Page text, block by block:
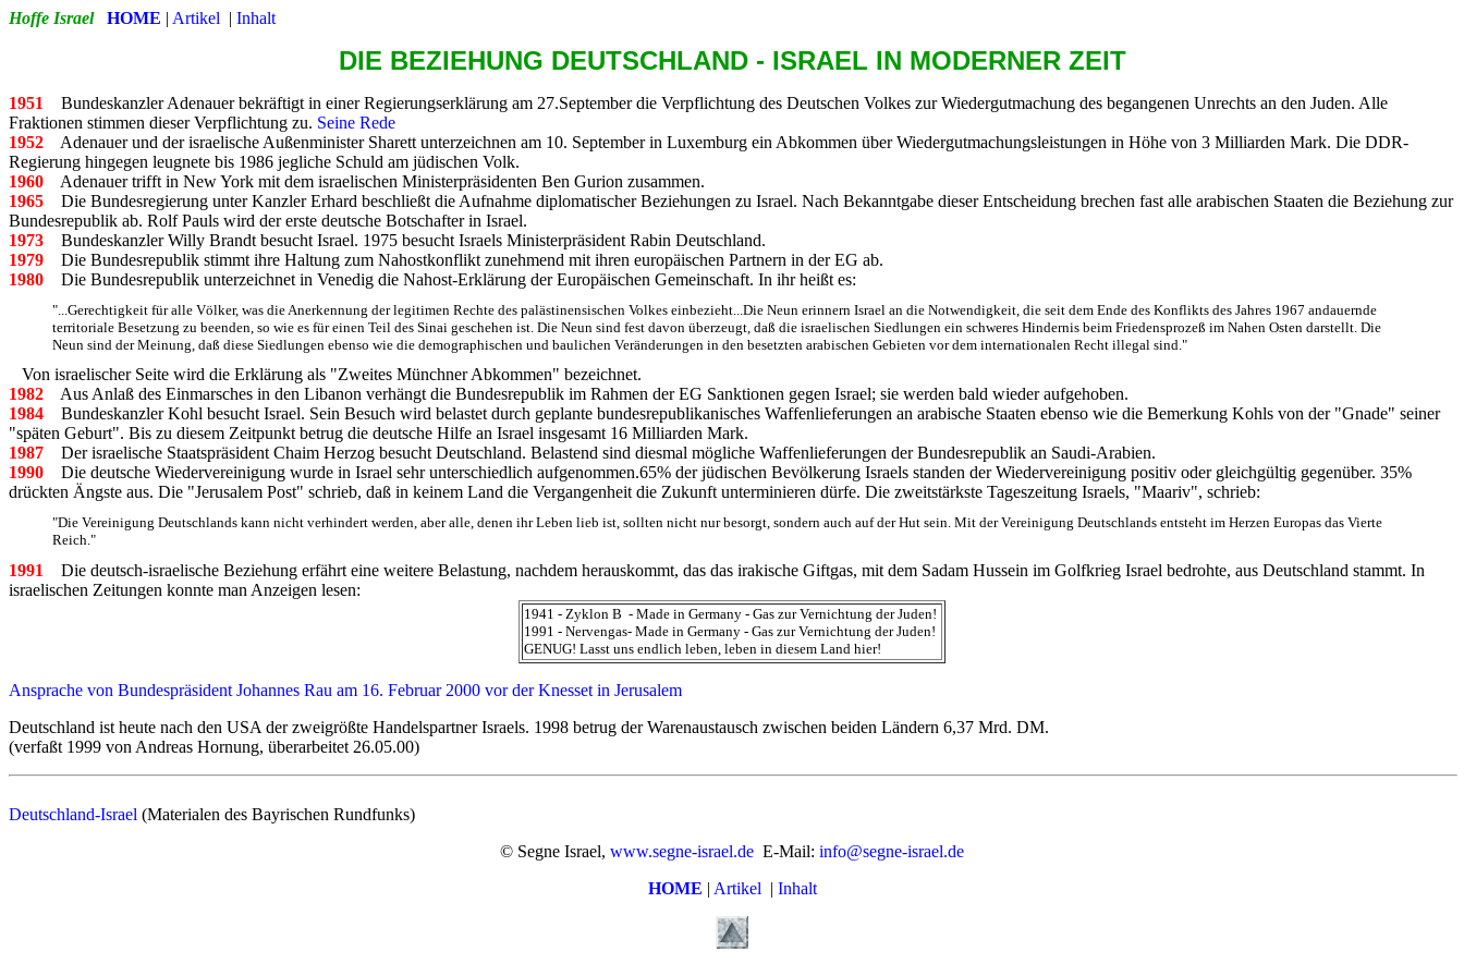
Hoffe Israel HOME | Artikel | Inhalt
DIE BEZIEHUNG DEUTSCHLAND - ISRAEL IN MODERNER ZEIT
1951
Bundeskanzler Adenauer bekräftigt in einer Regierungserklärung am 27.September die Verpflichtung des Deutschen Volkes zur Wiedergutmachung des begangenen Unrechts an den Juden. Alle
Fraktionen stimmen dieser Verpflichtung zu. Seine Rede
1952 Adenauer und der israelische Außenminister Sharett unterzeichnen am 10. September in Luxemburg ein Abkommen über Wiedergutmachungsleistungen in Höhe von 3 Milliarden Mark. Die DDR-
Regierung hingegen leugnete bis 1986 jegliche Schuld am jüdischen Volk.
1960 Adenauer trifft in New York mit dem israelischen Ministerpräsidenten Ben Gurion zusammen.
1965 Die Bundesregierung unter Kanzler Erhard beschließt die Aufnahme diplomatischer Beziehungen zu Israel. Nach Bekanntgabe dieser Entscheidung brechen fast alle arabischen Staaten die Beziehung zur
Bundesrepublik ab. Rolf Pauls wird der erste deutsche Botschafter in Israel.
1973 Bundeskanzler Willy Brandt besucht Israel. 1975 besucht Israels Ministerpräsident Rabin Deutschland.
1979 Die Bundesrepublik stimmt ihre Haltung zum Nahostkonflikt zunehmend mit ihren europäischen Partnern in der EG ab.
1980 Die Bundesrepublik unterzeichnet in Venedig die Nahost-Erklärung der Europäischen Gemeinschaft. In ihr heißt es:
"...Gerechtigkeit für alle Völker, was die Anerkennung der legitimen Rechte des palästinensischen Volkes einbezieht...Die Neun erinnern Israel an die Notwendigkeit, die seit dem Ende des Konflikts des Jahres 1967 andauernde
territoriale Besetzung zu beenden, so wie es für einen Teil des Sinai geschehen ist. Die Neun sind fest davon überzeugt, daß die israelischen Siedlungen ein schweres Hindernis beim Friedensprozeß im Nahen Osten darstellt. Die
Neun sind der Meinung, daß diese Siedlungen ebenso wie die demographischen und baulichen Veränderungen in den besetzten arabischen Gebieten vor dem internationalen Recht illegal sind."
Von israelischer Seite wird die Erklärung als "Zweites Münchner Abkommen" bezeichnet.
1982 Aus Anlaß des Einmarsches in den Libanon verhängt die Bundesrepublik im Rahmen der EG Sanktionen gegen Israel; sie werden bald wieder aufgehoben.
1984 Bundeskanzler Kohl besucht Israel. Sein Besuch wird belastet durch geplante bundesrepublikanisches Waffenlieferungen an arabische Staaten ebenso wie die Bemerkung Kohls von der "Gnade" seiner
"späten Geburt". Bis zu diesem Zeitpunkt betrug die deutsche Hilfe an Israel insgesamt 16 Milliarden Mark.
1987 Der israelische Staatspräsident Chaim Herzog besucht Deutschland. Belastend sind diesmal mögliche Waffenlieferungen der Bundesrepublik an Saudi-Arabien.
1990 Die deutsche Wiedervereinigung wurde in Israel sehr unterschiedlich aufgenommen.65% der jüdischen Bevölkerung Israels standen der Wiedervereinigung positiv oder gleichgültig gegenüber. 35%
drückten Ängste aus. Die "Jerusalem Post" schrieb, daß in keinem Land die Vergangenheit die Zukunft unterminieren dürfe. Die zweitstärkste Tageszeitung Israels, "Maariv", schrieb:
"Die Vereinigung Deutschlands kann nicht verhindert werden, aber alle, denen ihr Leben lieb ist, sollten nicht nur besorgt, sondern auch auf der Hut sein. Mit der Vereinigung Deutschlands entsteht im Herzen Europas das Vierte
Reich."
1991
Die deutsch-israelische Beziehung erfährt eine weitere Belastung, nachdem herauskommt, das das irakische Giftgas, mit dem Sadam Hussein im Golfkrieg Israel bedrohte, aus Deutschland stammt. In
israelischen Zeitungen konnte man Anzeigen lesen:
1941 - Zyklon B - Made in Germany - Gas zur Vernichtung der Juden!
1991 - Nervengas- Made in Germany - Gas zur Vernichtung der Juden!
GENUG! Lasst uns endlich leben, leben in diesem Land hier!
Ansprache von Bundespräsident Johannes Rau am 16. Februar 2000 vor der Knesset in Jerusalem
Deutschland ist heute nach den USA der zweigrößte Handelspartner Israels. 1998 betrug der Warenaustausch zwischen beiden Ländern 6,37 Mrd. DM.
(verfaßt 1999 von Andreas Hornung, überarbeitet 26.05.00)
Deutschland-Israel (Materialen des Bayrischen Rundfunks)
© Segne Israel, www.segne-israel.de E-Mail: info@segne-israel.de
HOME | Artikel | Inhalt